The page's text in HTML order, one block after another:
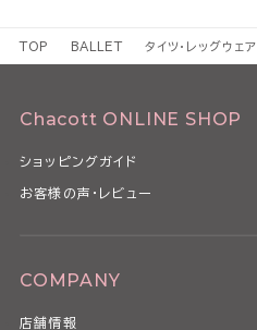
TOP BALLET タイツ・レッグウェア
Chacott ONLINE SHOP
ショッピングガイド
お客様の声・レビュー
COMPANY
店舗情報